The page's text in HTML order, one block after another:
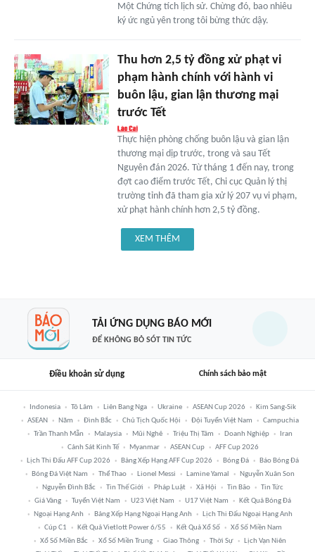
Một Chứng tích lịch sử. Chừng đó, bao nhiêu
ký ức ngủ yên trong tôi bừng thức dậy.
Thu hơn 2,5 tỷ đồng xử phạt vi
phạm hành chính với hành vi
buôn lậu, gian lận thương mại
trước Tết
Thực hiện phòng chống buôn lậu và gian lận
thương mại dịp trước, trong và sau Tết
Nguyên đán 2026. Từ tháng 1 đến nay, trong
đợt cao điểm trước Tết, Chi cục Quản lý thị
trường tỉnh đã tham gia xử lý 207 vụ vi phạm,
xử phạt hành chính hơn 2,5 tỷ đồng.
XEM THÊM
TẢI ỨNG DỤNG BÁO MỚI
ĐỂ KHÔNG BỎ SÓT TIN TỨC
Điều khoản sử dụng Chính sách bảo mật
Indonesia Tô Lâm Liên Bang Nga Ukraine ASEAN Cup 2026
Kim Sang-Sik
ASEAN
Năm Đình Bắc Chủ Tịch Quốc Hội Đội Tuyển Việt Nam
Campuchia
Trần Thanh Mẫn
Malaysia Mũi Nghê Triệu Thị Tâm Doanh Nghiệp
Iran
Cảnh Sát Kinh Tế
Myanmar ASEAN Cup
AFF Cup 2026
Lịch Thi Đấu AFF Cup 2026
Bảng Xếp Hạng AFF Cup 2026 Bóng Đá
Báo Bóng Đá
Bóng Đá Việt Nam
Thể Thao Lionel Messi Lamine Yamal
Nguyễn Xuân Son
Nguyễn Đình Bắc
Tin Thế Giới Pháp Luật Xã Hội Tin Bão
Tin Tức
Giá Vàng
Tuyển Việt Nam U23 Việt Nam U17 Việt Nam
Kết Quả Bóng Đá
Ngoại Hạng Anh
Bảng Xếp Hạng Ngoại Hạng Anh
Lịch Thi Đấu Ngoại Hạng Anh
Cúp C1
Kết Quả Vietlott Power 6/55 Kết Quả Xổ Số
Xổ Số Miền Nam
Xổ Số Miền Bắc
Xổ Số Miền Trung Giao Thông Thời Sự
Lịch Vạn Niên